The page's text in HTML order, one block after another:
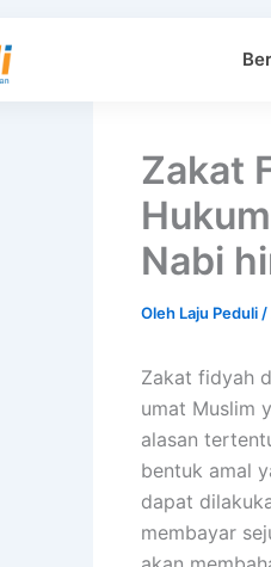
Zakat
Nabi
Oleh Laju Peduli /
Zakat fidyah
umat Muslim
alasan
bentuk amal
dapat
membayar